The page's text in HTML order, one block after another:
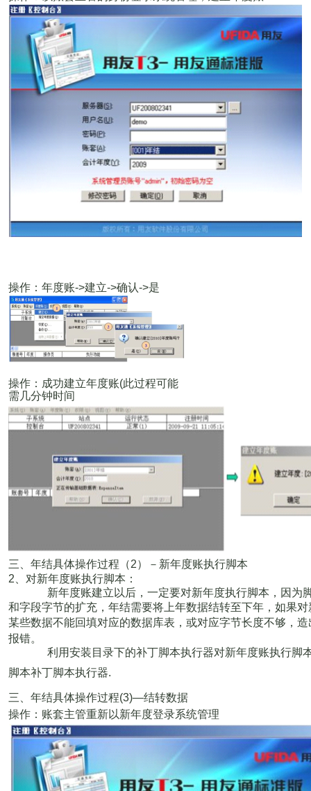
操作：年度账->建立->确认->是
操作：成功建立年度账(此过程可能
需几分钟时间
三、年结具体操作过程（2）－新年度账执行脚本
2 、对新年度账执行脚本：
新年度账建立以后，一定要对新年度执行脚本，因为
和字段字节的扩充，年结需要将上年数据结转至下年，如果
某些数据不能回填对应的数据库表，或对应字节长度不够，
报错。
利用安装目录下的补丁脚本执行器对新年度账执行脚
脚本补丁脚本执行器.
三、年结具体操作过程(3)—结转数据
操作：账套主管重新以新年度登录系统管理